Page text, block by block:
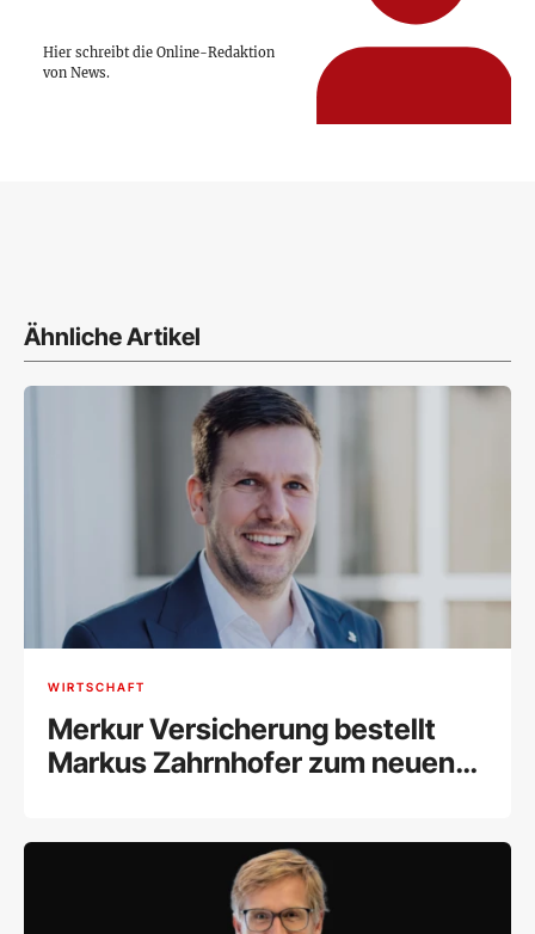
Hier schreibt die Online-Redaktion
von News.
Ähnliche Artikel
WIRTSCHAFT
Merkur Versicherung bestellt
Markus Zahrnhofer zum neuen